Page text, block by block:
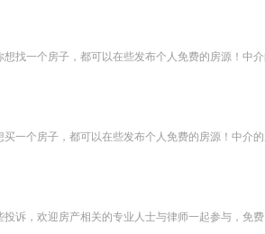
找一个房子，都可以在些发布个人免费的房源！中介
一个房子，都可以在些发布个人免费的房源！中介的
诉，欢迎房产相关的专业人士与律师一起参与，免费